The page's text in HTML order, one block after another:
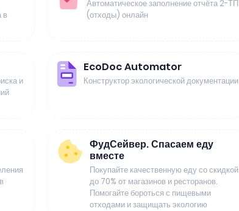
в
Автоматическое заполнение отчёта 2-ТП
(отходы) онлайн
и
EcoDoc Automator
Конструктор экологической документации
ФудСейвер. Спасаем еду
вместе
Покупайте качественную еду со скидкой
до 70% от магазинов и ресторанов.
Помогайте бороться с пищевыми
отходами и защищать экологию